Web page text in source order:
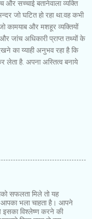
सच्चाई बतानेवाला व्यक्ति
जो घटित हो रहा था.वह कभी
कामयाब और मशहूर व्यक्तियों
जांच अधिकारी प्राप्त तथ्यों के
का य्याही अनुभव रहा है कि
लेता है. अपना अस्तित्व बनाये
सफलता मिले तो यह
आपका भला चाहता है। आपने
इसका विश्लेष्ण करने की